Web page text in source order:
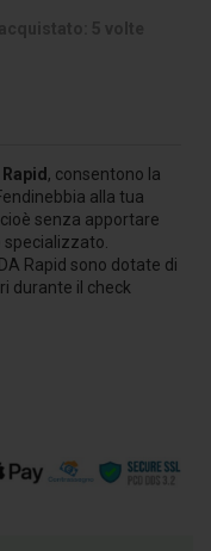
Rapid , consentono la
alla tua
cioè senza apportare
Rapid sono dotate di
durante il check